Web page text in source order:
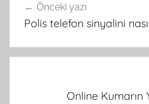
gezinmesi
Önceki yazı
Polis telefon sinyalini
Online Kumarın